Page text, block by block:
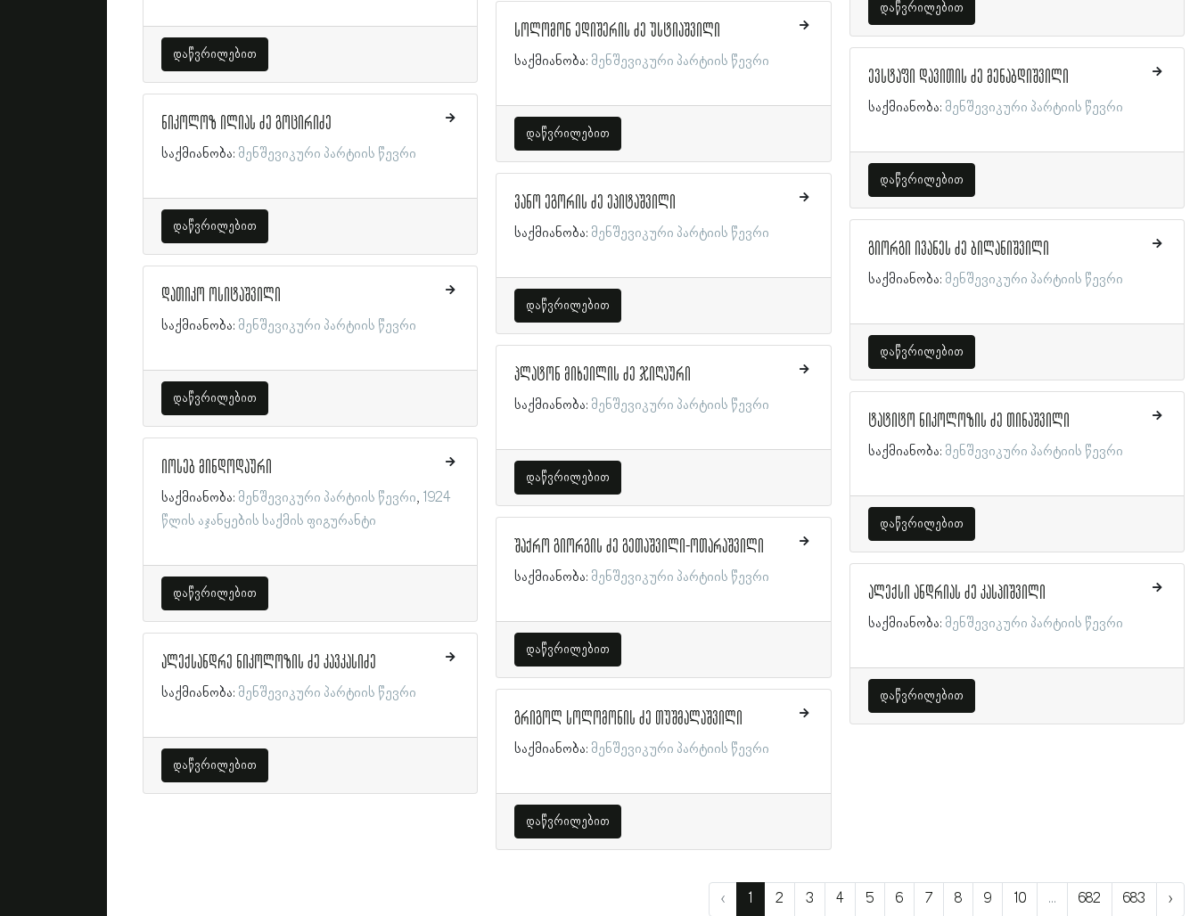
დაწვრილებით
ნიკოლოზ ილიას ძე გოცირიძე
საქმიანობა: მენშევიკური პარტიის წევრი
დაწვრილებით
დათიკო ოსიტაშვილი
საქმიანობა: მენშევიკური პარტიის წევრი
დაწვრილებით
იოსებ მინდოდაური
საქმიანობა: მენშევიკური პარტიის წევრი 1924
წლის აჯანყების საქმის ფიგურანტი
დაწვრილებით
ალექსანდრე ნიკოლოზის ძე კავკასიძე
საქმიანობა: მენშევიკური პარტიის წევრი
დაწვრილებით
სოლომონ ედიშერის ძე უსტიაშვილი
საქმიანობა: მენშევიკური პარტიის წევრი
დაწვრილებით
ვანო ეგორის ძე ეპიტაშვილი
საქმიანობა: მენშევიკური პარტიის წევრი
დაწვრილებით
პლატონ მიხეილის ძე ჯიღაური
საქმიანობა: მენშევიკური პარტიის წევრი
დაწვრილებით
შაქრო გიორგის ძე გეთაშვილი-ოთარაშვილი
საქმიანობა: მენშევიკური პარტიის წევრი
დაწვრილებით
გრიგოლ სოლომონის ძე თუშმალაშვილი
საქმიანობა: მენშევიკური პარტიის წევრი
დაწვრილებით
დაწვრილებით
ევსტაფი დავითის ძე მენაბდიშვილი
საქმიანობა: მენშევიკური პარტიის წევრი
დაწვრილებით
გიორგი ივანეს ძე ბილანიშვილი
საქმიანობა: მენშევიკური პარტიის წევრი
დაწვრილებით
ტატიტო ნიკოლოზის ძე თინაშვილი
საქმიანობა: მენშევიკური პარტიის წევრი
დაწვრილებით
ალექსი ანდრიას ძე კასპიშვილი
საქმიანობა: მენშევიკური პარტიის წევრი
დაწვრილებით
‹ 1 2 3 4 5 6 7 8 9 10 ... 682 683 ›